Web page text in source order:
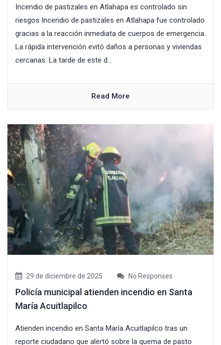
Incendio de pastizales en Atlahapa es controlado sin
riesgos Incendio de pastizales en Atlahapa fue controlado
gracias a la reacción inmediata de cuerpos de emergencia.
La rápida intervención evitó daños a personas y viviendas
cercanas. La tarde de este d...
Read More
29 de diciembre de 2025 No Responses
Policía municipal atienden incendio en Santa
María Acuitlapilco
Atienden incendio en Santa María Acuitlapilco tras un
reporte ciudadano que alertó sobre la quema de pasto